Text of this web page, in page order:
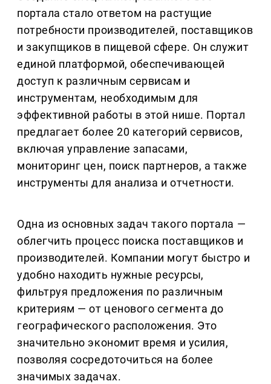
портала стало ответом на растущие
потребности производителей, поставщиков
и закупщиков в пищевой сфере. Он служит
единой платформой, обеспечивающей
доступ к различным сервисам и
инструментам, необходимым для
эффективной работы в этой нише. Портал
предлагает более 20 категорий сервисов,
включая управление запасами,
мониторинг цен, поиск партнеров, а также
инструменты для анализа и отчетности.
Одна из основных задач такого портала —
облегчить процесс поиска поставщиков и
производителей. Компании могут быстро и
удобно находить нужные ресурсы,
фильтруя предложения по различным
критериям — от ценового сегмента до
географического расположения. Это
значительно экономит время и усилия,
позволяя сосредоточиться на более
значимых задачах.